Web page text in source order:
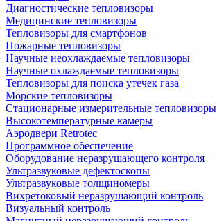
Диагностические тепловизоры
Медицинские тепловизоры
Тепловизоры для смартфонов
Пожарные тепловизоры
Научные неохлаждаемые тепловизоры
Научные охлаждаемые тепловизоры
Тепловизоры для поиска утечек газа
Морские тепловизоры
Стационарные измерительные тепловизоры
Высокотемпературные камеры
Аэродвери Retrotec
Программное обеспечение
Оборудование неразрушающего контроля
Ультразвуковые дефектоскопы
Ультразвуковые толщиномеры
Вихретоковый неразрушающий контроль
Визуальный контроль